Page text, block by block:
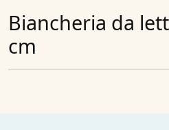
Biancheria da
cm